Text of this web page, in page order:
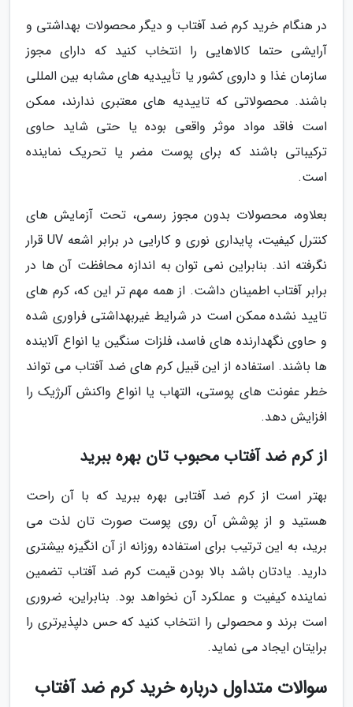
در هنگام خرید کرم ضد آفتاب و دیگر محصولات بهداشتی و
آرایشی حتما کالاهایی را انتخاب کنید که دارای مجوز
سازمان غذا و داروی کشور یا تأییدیه های مشابه بین المللی
باشند. محصولاتی که تاییدیه های معتبری ندارند، ممکن
است فاقد مواد موثر واقعی بوده یا حتی شاید حاوی
ترکیباتی باشند که برای پوست مضر یا تحریک نماینده
است.
بعلاوه، محصولات بدون مجوز رسمی، تحت آزمایش های
کنترل کیفیت، پایداری نوری و کارایی در برابر اشعه UV قرار
نگرفته اند. بنابراین نمی توان به اندازه محافظت آن ها در
برابر آفتاب اطمینان داشت. از همه مهم تر این که، کرم های
تایید نشده ممکن است در شرایط غیربهداشتی فراوری شده
و حاوی نگهدارنده های فاسد، فلزات سنگین یا انواع آلاینده
ها باشند. استفاده از این قبیل کرم های ضد آفتاب می تواند
خطر عفونت های پوستی، التهاب یا انواع واکنش آلرژیک را
افزایش دهد.
از کرم ضد آفتاب محبوب تان بهره ببرید
بهتر است از کرم ضد آفتابی بهره ببرید که با آن راحت
هستید و از پوشش آن روی پوست صورت تان لذت می
برید، به این ترتیب برای استفاده روزانه از آن انگیزه بیشتری
دارید. یادتان باشد بالا بودن قیمت کرم ضد آفتاب تضمین
نماینده کیفیت و عملکرد آن نخواهد بود. بنابراین، ضروری
است برند و محصولی را انتخاب کنید که حس دلپذیرتری را
برایتان ایجاد می نماید.
سوالات متداول درباره خرید کرم ضد آفتاب